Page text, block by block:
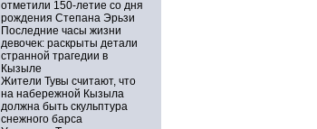
отметили 150-летие со дня
рождения Степана Эрьзи
Последние часы жизни
девочек: раскрыты детали
странной трагедии в
Кызыле
Жители Тувы считают, что
на набережной Кызыла
должна быть скульптура
снежного барса